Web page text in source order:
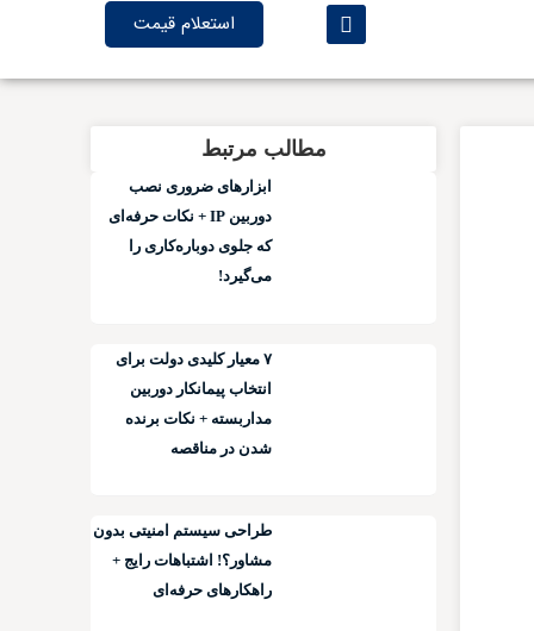
استعلام قیمت
مطالب مرتبط
ابزارهای ضروری نصب
دوربین IP + نکات حرفه‌ای
که جلوی دوباره‌کاری را
می‌گیرد!
۷ معیار کلیدی دولت برای
انتخاب پیمانکار دوربین
مداربسته + نکات برنده
شدن در مناقصه
طراحی سیستم امنیتی بدون
مشاور؟! اشتباهات رایج +
راهکارهای حرفه‌ای